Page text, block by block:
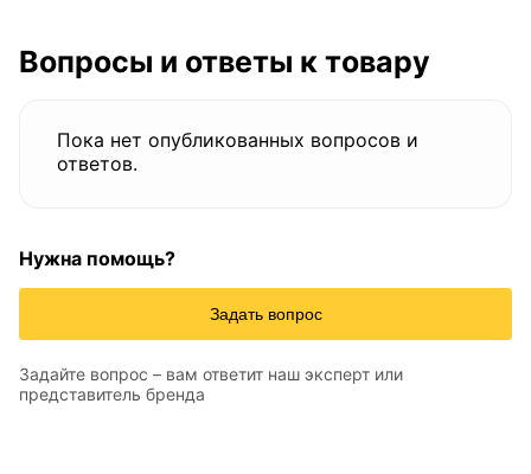
Вопросы и ответы к товару
Пока нет опубликованных вопросов и
ответов.
Нужна помощь?
Задать вопрос
Задайте вопрос – вам ответит наш эксперт или
представитель бренда